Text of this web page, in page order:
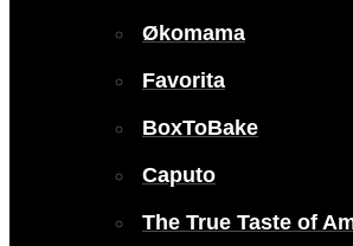
Økomama
Favorita
BoxToBake
Caputo
The True Taste of